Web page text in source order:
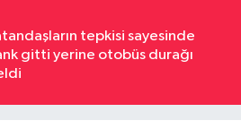
tepkisi sayesinde
gitti yerine otobüs durağı